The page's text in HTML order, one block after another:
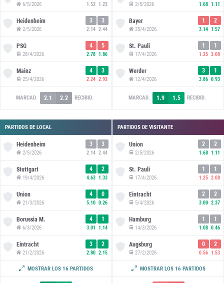
6/5/2026 1.52 1.22
Heidenheim
2/5/2026
3
2.14
3
2.44
PSG
28/4/2026
4
2.78
5
1.86
Mainz
25/4/2026
4
2.24
3
2.92
MARCAD. 2.1 2.2 RECIBID.
PARTIDOS DE LOCAL
Heidenheim
2/5/2026
3
2.14
3
2.44
Stuttgart
19/4/2026
4
4.63
2
1.33
Union
21/3/2026
4
5.10
0
0.26
Borussia M.
6/3/2026
4
3.01
1
1.14
Eintracht
21/2/2026
3
2.80
2
2.15
Hoffenheim
MOSTRAR LOS 16 PARTIDOS
2/5/2026 1.68 1.11
Bayer
25/4/2026
1
3.14
2
1.57
St. Pauli
17/4/2026
1
1.25
1
2.08
Werder
12/4/2026
3
3.86
1
0.93
MARCAD. 1.9 1.5 RECIBID.
PARTIDOS DE VISITANTE
Union
2/5/2026
2
1.68
2
1.11
St. Pauli
17/4/2026
1
1.25
1
2.08
Eintracht
5/4/2026
2
3.00
2
2.37
Hamburg
14/3/2026
1
1.08
1
0.46
Augsburg
27/2/2026
0
0.56
2
1.53
Stuttgart
MOSTRAR LOS 16 PARTIDOS